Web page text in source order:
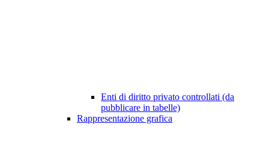
Enti di diritto privato controllati (da
pubblicare in tabelle)
Rappresentazione grafica